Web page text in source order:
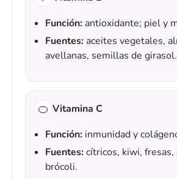
Función:antioxidante; piel y
Fuentes:aceites vegetales,
avellanas, semillas de girasol.
🍊 Vitamina C
Función:inmunidad y
Fuentes:cítricos, kiwi, fresas,
brócoli.